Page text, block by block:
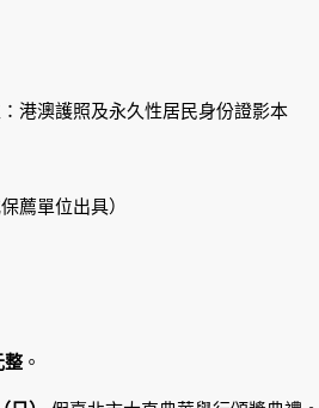
港澳護照及永久性居民身份證影本
薦單位出具）
整 。